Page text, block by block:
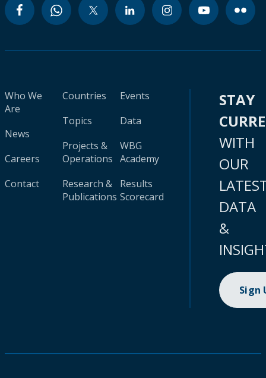
Who We
Are
News
Careers
Contact
Countries
Topics
Projects &
Operations
Research &
Publications
Events
Data
WBG
Academy
Results
Scorecard
STAY
WITH
OUR
DATA
&
Sign